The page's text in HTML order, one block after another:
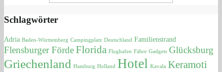
Schlagwörter
Adria Baden-Württemberg Campingplatz Deutschland Familienstrand
Flensburger FördeFlorida Flughafen Fähre Gadgets Glücksburg
Griechenland Hamburg Holland Hotel Kavala Keramoti